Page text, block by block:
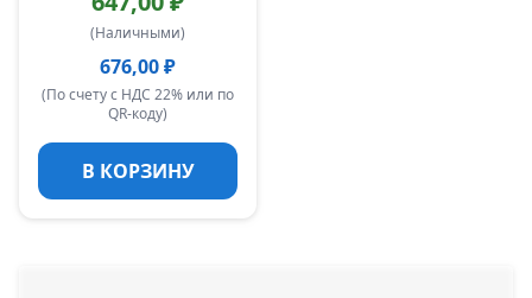
(Наличными)
676,00 ₽
(По счету с НДС 22% или по
QR-коду)
В КОРЗИНУ